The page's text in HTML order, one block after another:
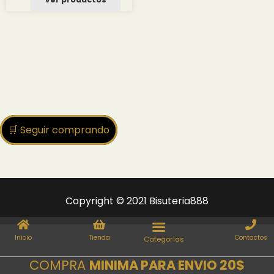
desde
🛒 Seguir comprando
Copyright © 2021 Bisuteria888
Inicio Tienda Contactos
COMPRA MINIMA PARA ENVIO 20$